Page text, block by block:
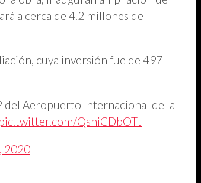
a cerca de 4.2 millones de
cuya inversión fue de 497
del Aeropuerto Internacional de la
pic.twitter.com/QsniCDbOTt
2020